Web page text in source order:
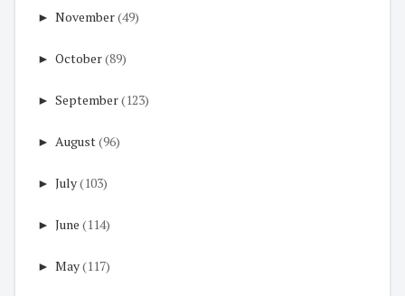
► November(49)
► October(89)
► September(123)
► August(96)
► July(103)
► June (114)
► May(117)